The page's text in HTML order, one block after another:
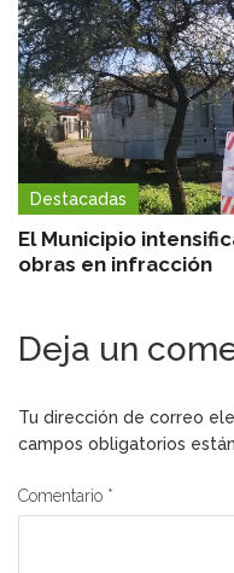
Destacadas
El Municipio
obras en infracción
Deja un
Tu dirección de correo
campos obligatorios
Comentario *